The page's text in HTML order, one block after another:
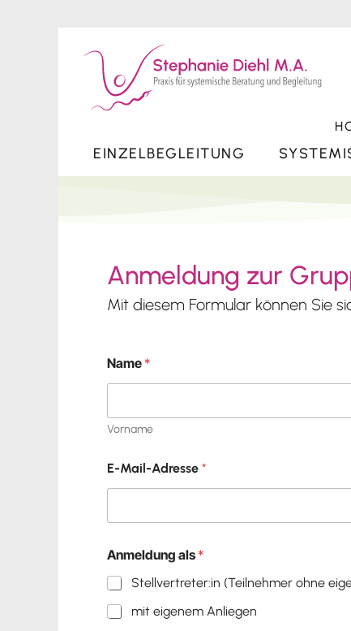
EINZELBEGLEITUNG
Anmeldung zur
Mit diesem Formular können Sie
Name*
Vorname
E-Mail-Adresse *
Anmeldung als*
Stellvertreter:in (Teilnehmer ohne
mit eigenem Anliegen